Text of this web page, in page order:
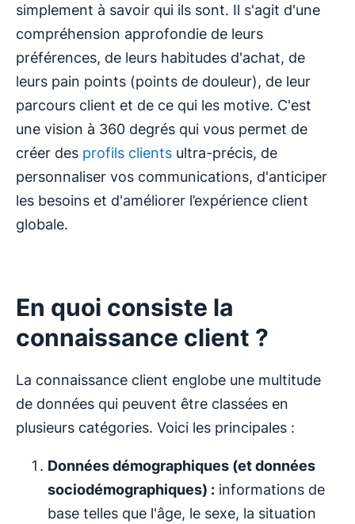
simplement à savoir qui ils sont. Il s'agit d'une
compréhension approfondie de leurs
préférences, de leurs habitudes d'achat, de
leurs pain points (points de douleur), de leur
parcours client et de ce qui les motive. C'est
une vision à 360 degrés qui vous permet de
créer des profils clients ultra-précis, de
personnaliser vos communications, d'anticiper
les besoins et d'améliorer l’expérience client
globale.
En quoi consiste la
connaissance client ?
La connaissance client englobe une multitude
de données qui peuvent être classées en
plusieurs catégories. Voici les principales :
Données démographiques (et données
sociodémographiques) : informations de
base telles que l'âge, le sexe, la situation